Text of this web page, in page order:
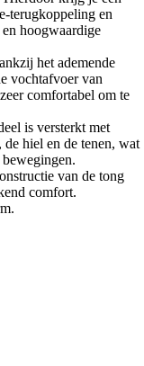
terugkoppeling en
hoogwaardige
het ademende
vochtafvoer van
comfortabel om te
is versterkt met
hiel en de tenen, wat
van de tong
comfort.